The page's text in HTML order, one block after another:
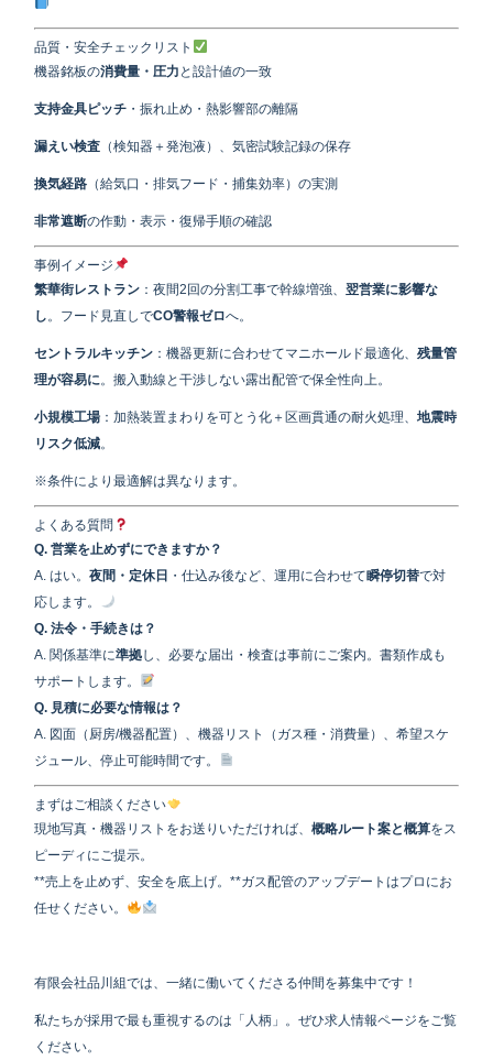
品質・安全チェックリスト
機器銘板の消費量・圧力 と設計値の一致
支持金具ピッチ ・振れ止め・熱影響部の離隔
漏えい検査 （検知器＋発泡液）、気密試験記録の保存
換気経路 （給気口・排気フード・捕集効率）の実測
非常遮断の作動・表示・復帰手順の確認
事例イメージ
繁華街レストラン ：夜間2回の分割工事で幹線増強、翌営業に影響な
し 。フード見直しでCO警報ゼロへ。
セントラルキッチン ：機器更新に合わせてマニホールド最適化、残量管
理が容易に 。搬入動線と干渉しない露出配管で保全性向上。
小規模工場 ：加熱装置まわりを可とう化＋区画貫通の耐火処理、地震時
リスク低減。
※条件により最適解は異なります。
よくある質問
Q. 営業を止めずにできますか？
A. はい。夜間・定休日 ・仕込み後など、運用に合わせて瞬停切替で対
応します。
Q. 法令・手続きは？
A. 関係基準に準拠し、必要な届出・検査は事前にご案内。書類作成も
サポートします。
Q. 見積に必要な情報は？
A. 図面（厨房/機器配置）、機器リスト（ガス種・消費量）、希望スケ
ジュール、停止可能時間です。
まずはご相談ください
現地写真・機器リストをお送りいただければ、概略ルート案と概算をス
ピーディにご提示。
**売上を止めず、安全を底上げ。**ガス配管のアップデートはプロにお
任せください。
有限会社品川組では、一緒に働いてくださる仲間を募集中です！
私たちが採用で最も重視するのは「人柄」。ぜひ求人情報ページをご覧
ください。